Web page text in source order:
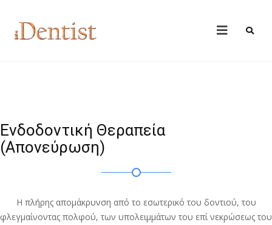
Ενδοδοντική Θεραπεία
(Απονεύρωση)
Η πλήρης απομάκρυνση από το εσωτερικό του δοντιού, του
φλεγμαίνοντας πολφού, των υπολειμμάτων του επί νεκρώσεως του